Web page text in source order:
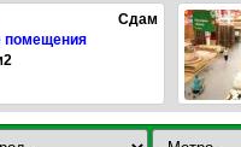
Сдам
помещения